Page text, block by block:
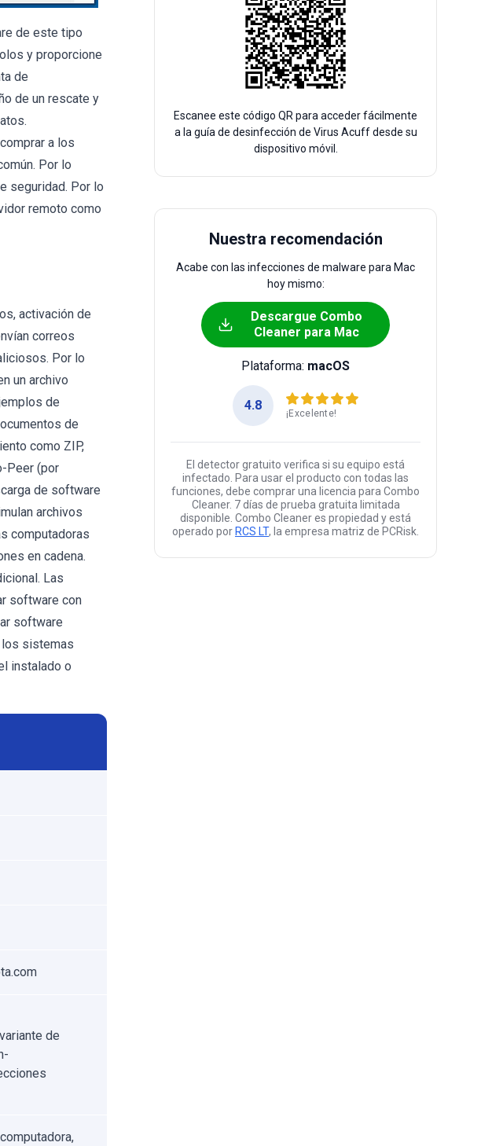
de este tipo
y proporcione
de
de un rescate y
a los
Por lo
seguridad. Por lo
remoto como
activación de
correos
Por lo
un archivo
de
de
como ZIP,
Peer (por
de software
archivos
computadoras
en cadena.
Las
software con
software
los sistemas
instalado o
de
Escanee este código QR para acceder fácilmente
a la guía de desinfección de Virus Acuff desde su
dispositivo móvil.
Nuestra recomendación
Acabe con las infecciones de malware para Mac
hoy mismo:
Descargue Combo
Cleaner para Mac
Plataforma: macOS
4.8
¡Excelente!
El detector gratuito verifica si su equipo está
infectado. Para usar el producto con todas las
funciones, debe comprar una licencia para Combo
Cleaner. 7 días de prueba gratuita limitada
disponible. Combo Cleaner es propiedad y está
operado por RCS LT, la empresa matriz de PCRisk.